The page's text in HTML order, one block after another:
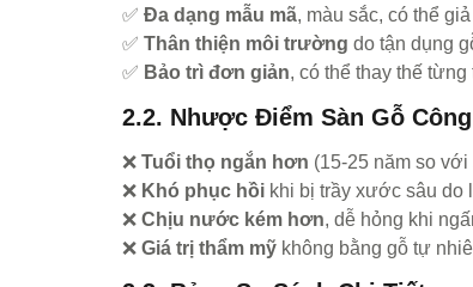
✅ Đa dạng mẫu mã, màu sắc, có thể
✅ Thân thiện môi trường do tận dụng
✅ Bảo trì đơn giản, có thể thay thế từng
2.2. Nhược Điểm Sàn Gỗ
❌ Tuổi thọ ngắn hơn (15-25 năm so
❌ Khó phục hồi khi bị trầy xước sâu do
❌ Chịu nước kém hơn, dễ hỏng khi
❌ Giá trị thẩm mỹ không bằng gỗ tự